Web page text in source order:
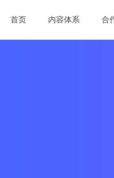
首页 内容体系 合